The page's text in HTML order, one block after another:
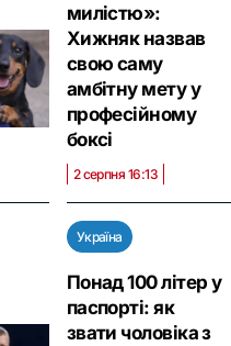
милістю»:
Хижняк назвав
свою саму
амбітну мету у
професійному
боксі
2 серпня 16:13
Україна
Понад 100 літер у
паспорті: як
звати чоловіка з